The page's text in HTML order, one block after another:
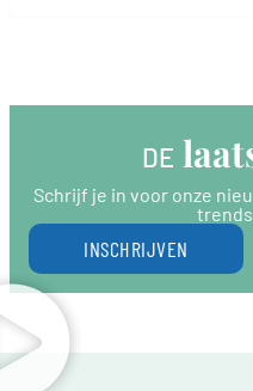
DE
Schrijf je in voor onze
INSCHRIJVEN